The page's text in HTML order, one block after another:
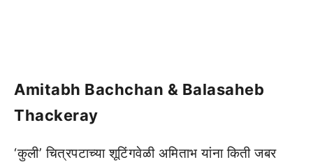
Amitabh Bachchan & Balasaheb
Thackeray
‘कुली’ चित्रपटाच्या शूटिंगवेळी अमिताभ यांना किती जबर